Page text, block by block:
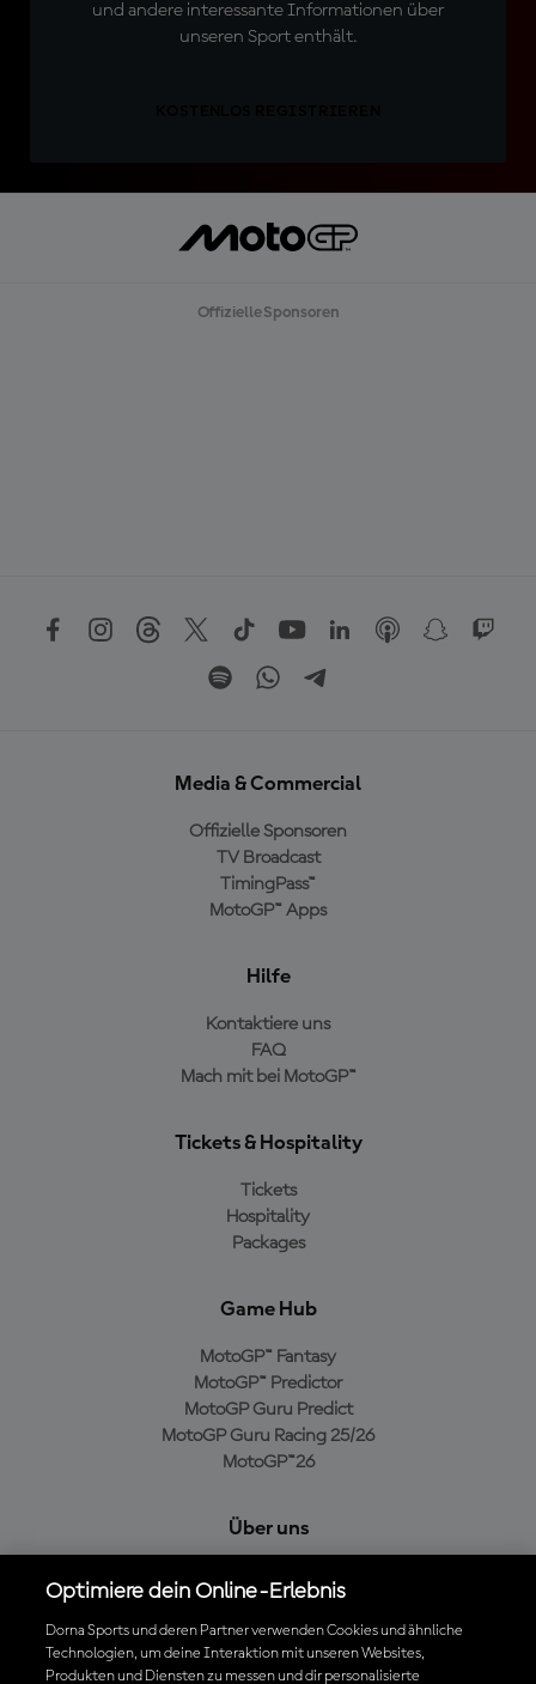
und andere interessante Informationen über
unseren Sport enthält.
Offizielle Sponsoren
Media & Commercial
Offizielle Sponsoren
TV Broadcast
TimingPass™
MotoGP™ Apps
Hilfe
Kontaktiere uns
FAQ
Mach mit bei MotoGP™
Tickets & Hospitality
Tickets
Hospitality
Packages
Game Hub
MotoGP™ Fantasy
MotoGP™ Predictor
MotoGP Guru Predict
MotoGP Guru Racing 25/26
MotoGP™26
Über uns
Cookie-Richtlinien
Geschäftsbedingungen
Datenschutzrichtlinien
Optimiere dein Online-Erlebnis
Dorna Sports und deren Partner verwenden Cookies und ähnliche
Technologien, um deine Interaktion mit unseren Websites,
Produkten und Diensten zu messen und dir personalisierte